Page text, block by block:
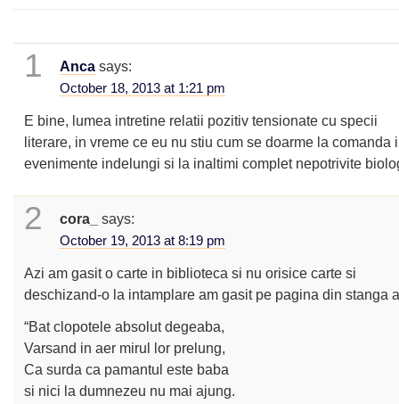
1 Anca says:
October 18, 2013 at 1:21 pm
E bine, lumea intretine relatii pozitiv tensionate cu specii
literare, in vreme ce eu nu stiu cum se doarme la comanda
evenimente indelungi si la inaltimi complet nepotrivite
2 cora_ says:
October 19, 2013 at 8:19 pm
Azi am gasit o carte in biblioteca si nu orisice carte si
deschizand-o la intamplare am gasit pe pagina din stanga
“Bat clopotele absolut degeaba,
Varsand in aer mirul lor prelung,
Ca surda ca pamantul este baba
si nici la dumnezeu nu mai ajung.